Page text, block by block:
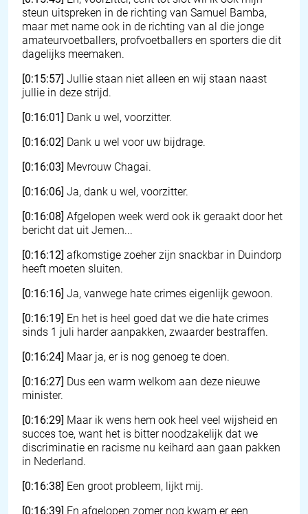
steun uitspreken in de richting van Samuel Bamba,
maar met name ook in de richting van al die jonge
amateurvoetballers, profvoetballers en sporters die dit
dagelijks meemaken.
[0:15:57] Jullie staan niet alleen en wij staan naast
jullie in deze strijd.
[0:16:01] Dank u wel, voorzitter.
[0:16:02] Dank u wel voor uw bijdrage.
[0:16:03] Mevrouw Chagai.
[0:16:06] Ja, dank u wel, voorzitter.
[0:16:08] Afgelopen week werd ook ik geraakt door het
bericht dat uit Jemen...
[0:16:12] afkomstige zoeher zijn snackbar in Duindorp
heeft moeten sluiten.
[0:16:16] Ja, vanwege hate crimes eigenlijk gewoon.
[0:16:19] En het is heel goed dat we die hate crimes
sinds 1 juli harder aanpakken, zwaarder bestraffen.
[0:16:24] Maar ja, er is nog genoeg te doen.
[0:16:27] Dus een warm welkom aan deze nieuwe
minister.
[0:16:29] Maar ik wens hem ook heel veel wijsheid en
succes toe, want het is bitter noodzakelijk dat we
discriminatie en racisme nu keihard aan gaan pakken
in Nederland.
[0:16:38] Een groot probleem, lijkt mij.
[0:16:39] En afgelopen zomer nog kwam er een